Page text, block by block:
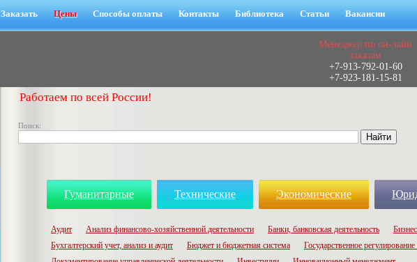
Заказать Цены Способы оплаты Контакты Библиотека Статьи Вакансии
Менеджер по он-лайн
заказам
+7-913-792-01-60
+7-923-181-15-81
Работаем по всей России!
Поиск:
Гуманитарные Технические Экономические
Аудит Анализ финансово-хозяйственной деятельности Банки, банковская деятельность
Бухгалтерский учет, анализ и аудит
Бюджет и бюджетная система
Государственное